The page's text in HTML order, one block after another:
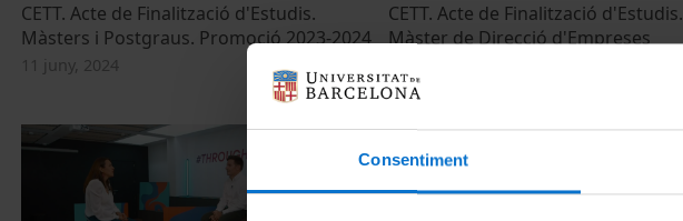
Consentiment
CETT. Acte de Finalització d'Estudis.
Màsters i Postgraus. Promoció 2023-2024
11 juny, 2024
CETT. Acte de Finalització d'Estudis.
Màster de Direcció d'Empreses
10 juny, 2024